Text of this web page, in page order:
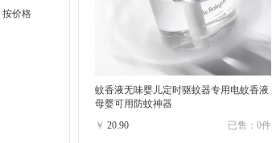
按价格
蚊香液无味婴儿定时驱蚊器专用电蚊香液
母婴可用防蚊神器
￥ 20.90 已售：0件